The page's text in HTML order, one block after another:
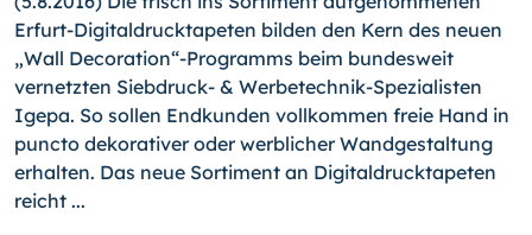
Erfurt-Digitaldrucktapeten bilden den Kern des neuen
„Wall Decoration“-Programms beim bundesweit
vernetzten Sieb­druck- & Werbetechnik-Spezialisten
Igepa. So sollen Endkunden vollkommen freie Hand in
puncto dekorativer oder werblicher Wandgestaltung
erhalten. Das neue Sor­timent an Digitaldrucktapeten
reicht ...